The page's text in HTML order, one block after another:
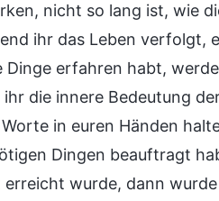
nicht so lang ist, wie
ihr das Leben verfolgt,
erfahren habt,
die innere Bedeutung
in euren Händen
Dingen beauftragt
wurde, dann